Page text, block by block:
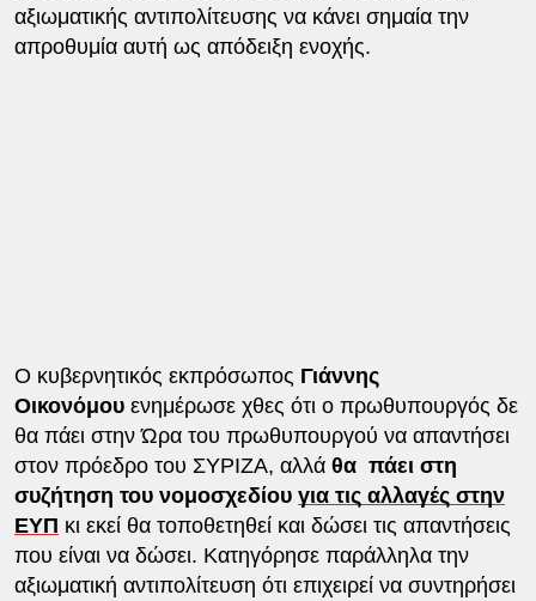
αξιωματικής αντιπολίτευσης να κάνει σημαία την
απροθυμία αυτή ως απόδειξη ενοχής.
Ο κυβερνητικός εκπρόσωπος Γιάννης
Οικονόμουενημέρωσε χθες ότι ο πρωθυπουργός δε
θα πάει στην Ώρα του πρωθυπουργού να απαντήσει
στον πρόεδρο του ΣΥΡΙΖΑ, αλλά θα πάει στη
συζήτηση του νομοσχεδίου για τις αλλαγές στην
ΕΥΠ κι εκεί θα τοποθετηθεί και δώσει τις απαντήσεις
που είναι να δώσει. Κατηγόρησε παράλληλα την
αξιωματική αντιπολίτευση ότι επιχειρεί να συντηρήσει